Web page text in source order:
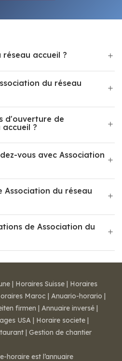
accueil ?
du réseau
d'ouverture de
?
vous avec Association
Association du réseau
de Association du
| Horaires Suisse | Horaires
Maroc | Anuario-horario |
firmen | Annuaire inversé |
USA | Horaire societe |
| Gestion de chantier
horaire est l’annuaire